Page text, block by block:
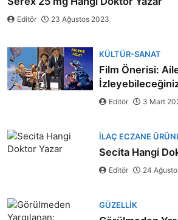
Editör 23 Ağustos 2023
KÜLTÜR-SANAT
Film Önerisi:
Editör 3 Mart
İLAÇ ECZANE
Secita Hangi
Editör 24
GÜZELLIK